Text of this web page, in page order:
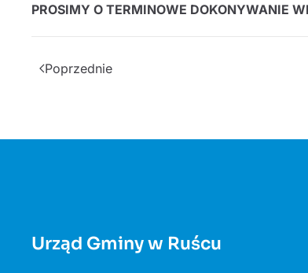
PROSIMY O TERMINOWE DOKONYWANIE
Poprzednie
Urząd Gminy w Ruścu